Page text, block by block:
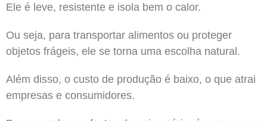
Ele é leve, resistente e isola bem o calor.
Ou seja, para transportar alimentos ou proteger
objetos frágeis, ele se torna uma escolha natural.
Além disso, o custo de produção é baixo, o que atrai
empresas e consumidores.